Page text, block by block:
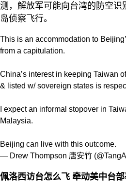
测，解放军可能向台湾的防空识
岛侦察飞行。
This is an accommodation to
from a capitulation.
China’s interest in keeping Taiwan
& listed w/ sovereign states is
I expect an informal stopover in
Malaysia.
Beijing can live with this outcome.
— Drew Thompson 唐安竹
佩洛西访台怎么飞 牵动美中台